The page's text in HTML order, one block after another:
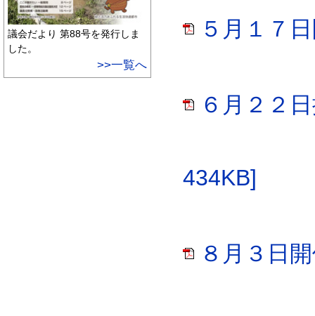
議会だより 第88号を発行しま
した。
>>一覧へ
５月１７
６月２２
434KB]
８月３日